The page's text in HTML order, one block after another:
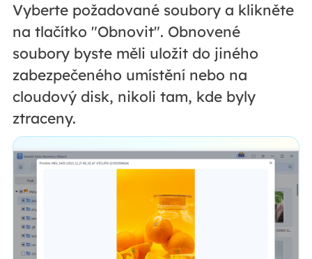
Vyberte požadované soubory a klikněte
na tlačítko "Obnovit". Obnovené
soubory byste měli uložit do jiného
zabezpečeného umístění nebo na
cloudový disk, nikoli tam, kde byly
ztraceny.